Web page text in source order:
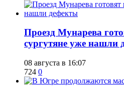
​Проезд Мунарева
сургутяне уже нашли
08 августа в 16:07
724 0